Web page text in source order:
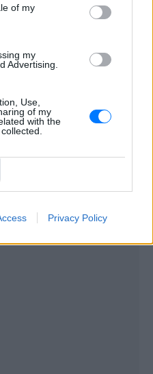
of my
my
Advertising.
Use,
of my
with the
Privacy Policy